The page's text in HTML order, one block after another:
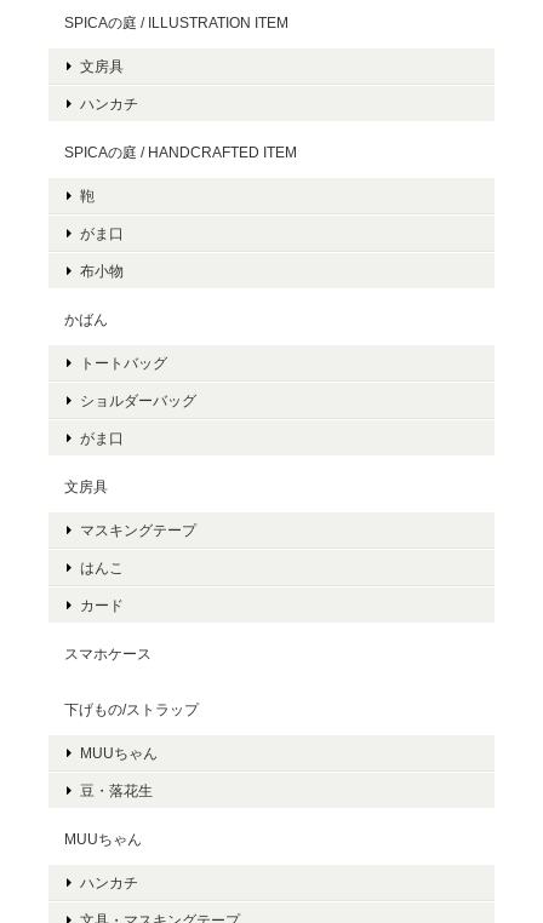
SPICAの庭 / ILLUSTRATION ITEM
文房具
ハンカチ
SPICAの庭 / HANDCRAFTED ITEM
鞄
がま口
布小物
かばん
トートバッグ
ショルダーバッグ
がま口
文房具
マスキングテープ
はんこ
カード
スマホケース
下げもの/ストラップ
MUUちゃん
豆・落花生
MUUちゃん
ハンカチ
文具・マスキングテープ